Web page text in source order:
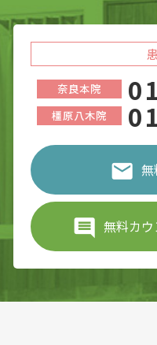
奈良本院
橿原八木院
無料カ